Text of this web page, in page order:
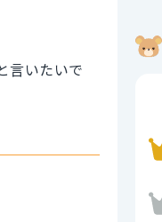
言いたいで